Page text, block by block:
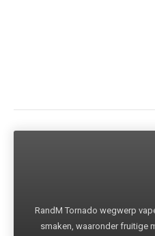
RandM Tornado wegwerp
smaken, waaronder fruitige